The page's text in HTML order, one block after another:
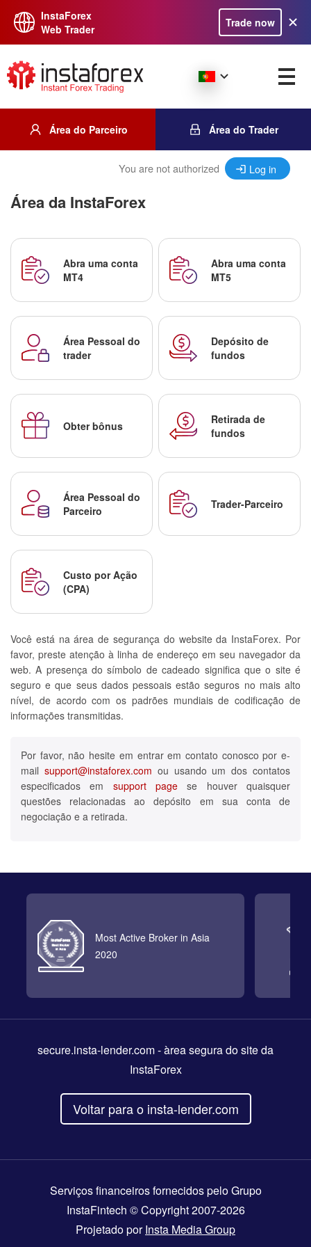
InstaForex
Web Trader
Trade now
Área do Parceiro Área do Trader
You are not authorized Log in
Área da InstaForex
Abra uma conta
MT4
Abra uma conta
MT5
Área Pessoal do
trader
Depósito de
fundos
Obter bônus
Retirada de
fundos
Área Pessoal do
Parceiro
Trader-Parceiro
Custo por Ação
(CPA)
Você está na área de segurança do website da InstaForex. Por
favor, preste atenção à linha de endereço em seu navegador da
web. A presença do símbolo de cadeado significa que o site é
seguro e que seus dados pessoais estão seguros no mais alto
nível, de acordo com os padrões mundiais de codificação de
informações transmitidas.
Por favor, não hesite em entrar em contato conosco por e-
mail support@instaforex.com ou usando um dos contatos
especificados em support page se houver quaisquer
questões relacionadas ao depósito em sua conta de
negociação e a retirada.
Most Active Broker in Asia
2020
secure.insta-lender.com- àrea segura do site da
InstaForex
Voltar para o insta-lender.com
Serviços financeiros fornecidos pelo Grupo
InstaFintech © Copyright 2007-2026
Projetado porInsta Media Group